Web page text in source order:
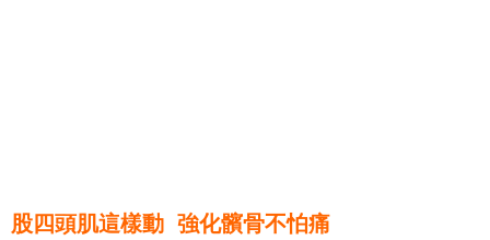
股四頭肌這樣動 強化髕骨不怕痛